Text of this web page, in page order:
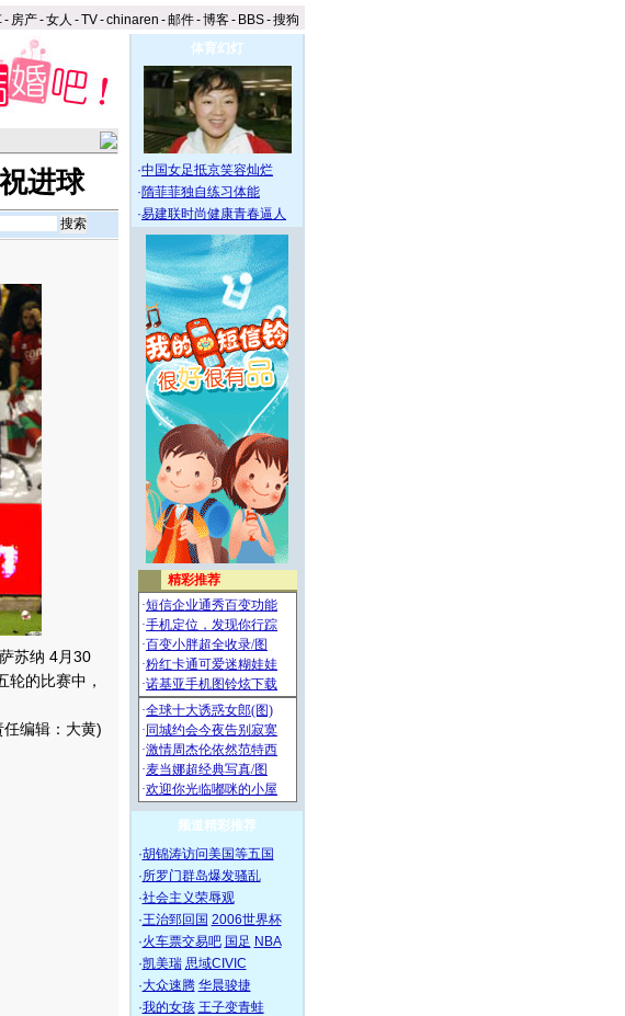
- 房产-女人 -TV-chinaren -邮件-博客- BBS-搜狗
进球
苏纳 4月30
的比赛中，
任编辑：大黄)
体育幻灯
·中国女足抵京笑容灿烂
·隋菲菲独自练习体能
·易建联时尚健康青春逼人
频道精彩推荐
·胡锦涛访问美国等五国
·所罗门群岛爆发骚乱
·社会主义荣辱观
·王治郅回国 2006世界杯
·火车票交易吧 国足 NBA
·凯美瑞 思域CIVIC
·大众速腾 华晨骏捷
·我的女孩 王子变青蛙